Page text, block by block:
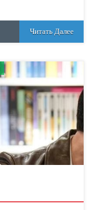
Читать Далее